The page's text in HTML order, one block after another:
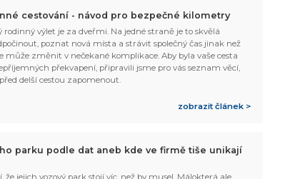
cestování - návod pro bezpečné kilometry
rodinný výlet je za dveřmi. Na jedné straně je to skvělá
poznat nová místa a strávit společný čas jinak než
může změnit v nečekané komplikace. Aby byla vaše cesta
překvapení, připravili jsme pro vás seznam věcí,
delší cestou zapomenout.
zobrazit článek >
parku podle dat aneb kde ve firmě tiše unikají